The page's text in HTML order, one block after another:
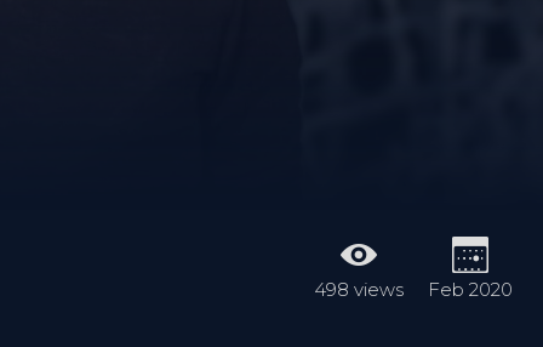
498 views Feb 2020